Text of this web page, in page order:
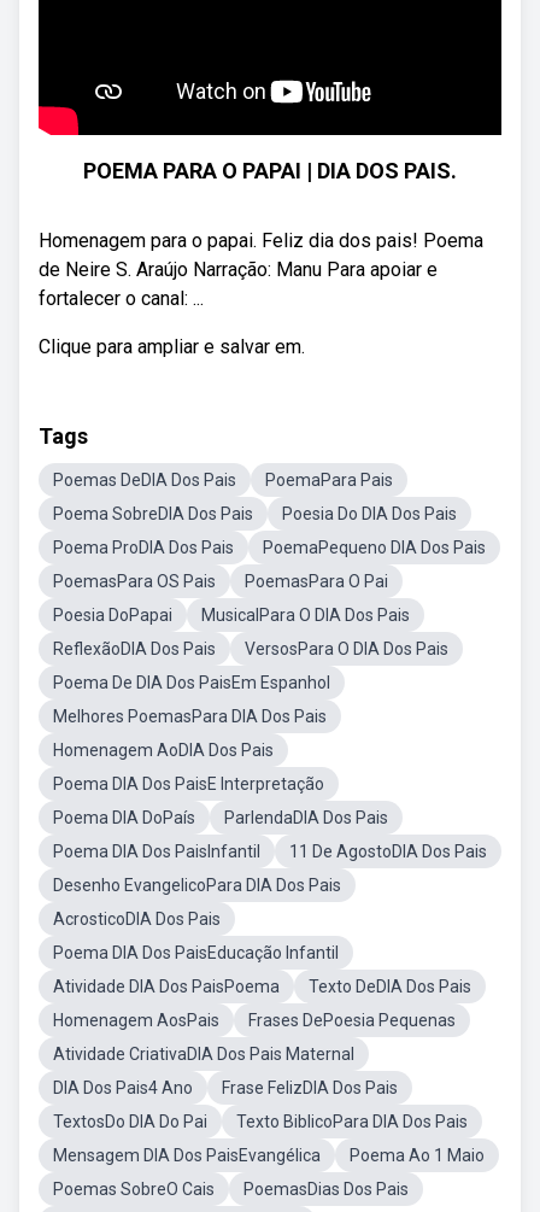
POEMA PARA O PAPAI | DIA DOS PAIS.
Homenagem para o papai. Feliz dia dos pais! Poema
de Neire S. Araújo Narração: Manu Para apoiar e
fortalecer o canal: ...
Clique para ampliar e salvar em.
Tags
Poemas DeDIA Dos Pais
PoemaPara Pais
Poema SobreDIA Dos Pais
Poesia Do DIA Dos Pais
Poema ProDIA Dos Pais
PoemaPequeno DIA Dos Pais
PoemasPara OS Pais
PoemasPara O Pai
Poesia DoPapai
MusicalPara O DIA Dos Pais
ReflexãoDIA Dos Pais
VersosPara O DIA Dos Pais
Poema De DIA Dos PaisEm Espanhol
Melhores PoemasPara DIA Dos Pais
Homenagem AoDIA Dos Pais
Poema DIA Dos PaisE Interpretação
Poema DIA DoPaís
ParlendaDIA Dos Pais
Poema DIA Dos PaisInfantil
11 De AgostoDIA Dos Pais
Desenho EvangelicoPara DIA Dos Pais
AcrosticoDIA Dos Pais
Poema DIA Dos PaisEducação Infantil
Atividade DIA Dos PaisPoema
Texto DeDIA Dos Pais
Homenagem AosPais
Frases DePoesia Pequenas
Atividade CriativaDIA Dos Pais Maternal
DIA Dos Pais4 Ano
Frase FelizDIA Dos Pais
TextosDo DIA Do Pai
Texto BiblicoPara DIA Dos Pais
Mensagem DIA Dos PaisEvangélica
Poema Ao 1 Maio
Poemas SobreO Cais
PoemasDias Dos Pais